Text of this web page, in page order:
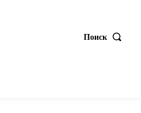
Поиск